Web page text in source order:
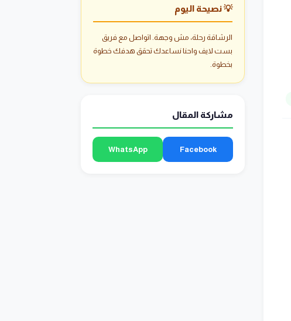
💡 نصيحة اليوم
الرشاقة رحلة، مش وجهة. اتواصل مع فريق
بست لايف واحنا نساعدك تحقق هدفك خطوة
بخطوة.
مشاركة المقال
Facebook
WhatsApp